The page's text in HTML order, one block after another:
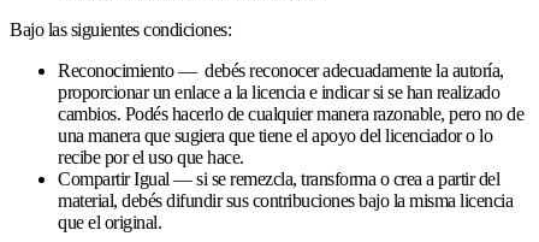
Bajo las siguientes condiciones:
Reconocimiento — debés reconocer adecuadamente la autoría,
proporcionar un enlace a la licencia e indicar si se han realizado
cambios. Podés hacerlo de cualquier manera razonable, pero no de
una manera que sugiera que tiene el apoyo del licenciador o lo
recibe por el uso que hace.
Compartir Igual — si se remezcla, transforma o crea a partir del
material, debés difundir sus contribuciones bajo la misma licencia
que el original.